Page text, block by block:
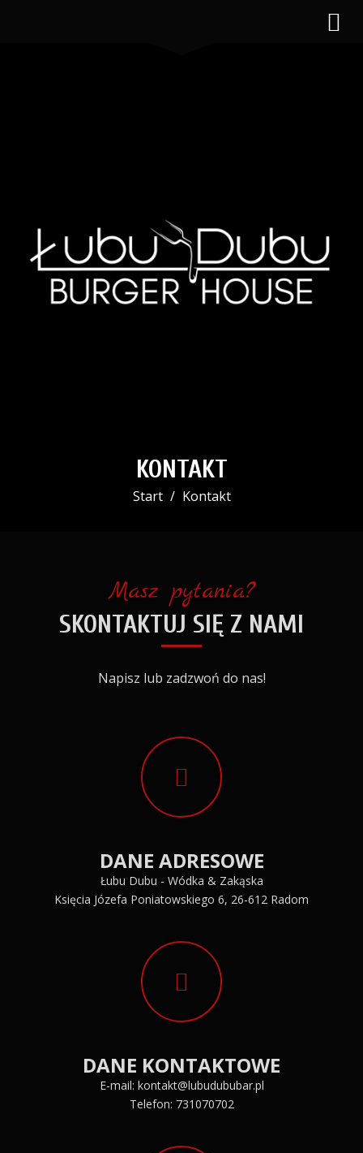
KONTAKT
Start Kontakt
Masz pytania?
SKONTAKTUJ SIĘ Z NAMI
Napisz lub zadzwoń do nas!
DANE ADRESOWE
Łubu Dubu - Wódka & Zakąska
Księcia Józefa Poniatowskiego 6, 26-612 Radom
DANE KONTAKTOWE
E-mail: kontakt@lubudububar.pl
Telefon: 731070702